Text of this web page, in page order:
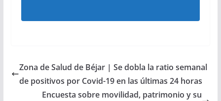
Zona de Salud de Béjar | Se dobla la ratio semanal
de positivos por Covid-19 en las últimas 24 horas
Encuesta sobre movilidad, patrimonio y su